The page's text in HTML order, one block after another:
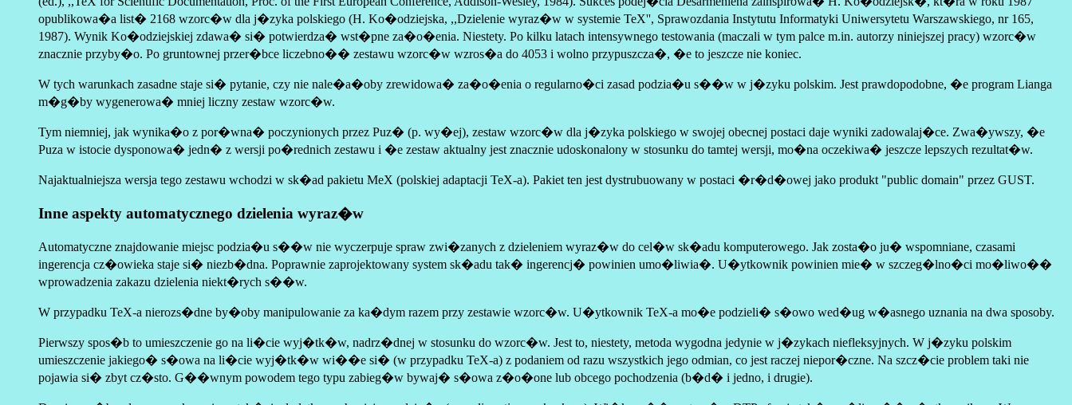
opublikowa�a list� 2168 wzorc�w dla j�zyka polskiego (H. Ko�odziejska, ,,Dzielenie wyraz�w w systemie TeX'', Sprawozdania Instytutu Informatyki Uniwersytetu Warszawskiego, nr 165,
1987). Wynik Ko�odziejskiej zdawa� si� potwierdza� wst�pne za�o�enia. Niestety. Po kilku latach intensywnego testowania (maczali w tym palce m.in. autorzy niniejszej pracy) wzorc�w
znacznie przyby�o. Po gruntownej przer�bce liczebno�� zestawu wzorc�w wzros�a do 4053 i wolno przypuszcza�, �e to jeszcze nie koniec.
W tych warunkach zasadne staje si� pytanie, czy nie nale�a�oby zrewidowa� za�o�enia o regularno�ci zasad podzia�u s��w w j�zyku polskim. Jest prawdopodobne, �e program Lianga
m�g�by wygenerowa� mniej liczny zestaw wzorc�w.
Tym niemniej, jak wynika�o z por�wna� poczynionych przez Puz� (p. wy�ej), zestaw wzorc�w dla j�zyka polskiego w swojej obecnej postaci daje wyniki zadowalaj�ce. Zwa�ywszy, �e
Puza w istocie dysponowa� jedn� z wersji po�rednich zestawu i �e zestaw aktualny jest znacznie udoskonalony w stosunku do tamtej wersji, mo�na oczekiwa� jeszcze lepszych rezultat�w.
Najaktualniejsza wersja tego zestawu wchodzi w sk�ad pakietu MeX (polskiej adaptacji TeX-a). Pakiet ten jest dystrubuowany w postaci �r�d�owej jako produkt "public domain" przez GUST.
Inne aspekty automatycznego dzielenia wyraz�w
Automatyczne znajdowanie miejsc podzia�u s��w nie wyczerpuje spraw zwi�zanych z dzieleniem wyraz�w do cel�w sk�adu komputerowego. Jak zosta�o ju� wspomniane, czasami
ingerencja cz�owieka staje si� niezb�dna. Poprawnie zaprojektowany system sk�adu tak� ingerencj� powinien umo�liwia�. U�ytkownik powinien mie� w szczeg�lno�ci mo�liwo��
wprowadzenia zakazu dzielenia niekt�rych s��w.
W przypadku TeX-a nierozs�dne by�oby manipulowanie za ka�dym razem przy zestawie wzorc�w. U�ytkownik TeX-a mo�e podzieli� s�owo wed�ug w�asnego uznania na dwa sposoby.
Pierwszy spos�b to umieszczenie go na li�cie wyj�tk�w, nadrz�dnej w stosunku do wzorc�w. Jest to, niestety, metoda wygodna jedynie w j�zykach niefleksyjnych. W j�zyku polskim
umieszczenie jakiego� s�owa na li�cie wyj�tk�w wi��e si� (w przypadku TeX-a) z podaniem od razu wszystkich jego odmian, co jest raczej niepor�czne. Na szcz�cie problem taki nie
pojawia si� zbyt cz�sto. G��wnym powodem tego typu zabieg�w bywaj� s�owa z�o�one lub obcego pochodzenia (b�d� i jedno, i drugie).